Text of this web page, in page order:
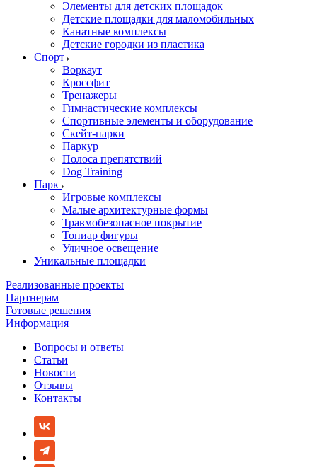
Элементы для детских площадок
Детские площадки для маломобильных
Канатные комплексы
Детские городки из пластика
Спорт
Воркаут
Кроссфит
Тренажеры
Гимнастические комплексы
Спортивные элементы и оборудование
Скейт-парки
Паркур
Полоса препятствий
Dog Training
Парк
Игровые комплексы
Малые архитектурные формы
Травмобезопасное покрытие
Топиар фигуры
Уличное освещение
Уникальные площадки
Реализованные проекты
Партнерам
Готовые решения
Информация
Вопросы и ответы
Статьи
Новости
Отзывы
Контакты